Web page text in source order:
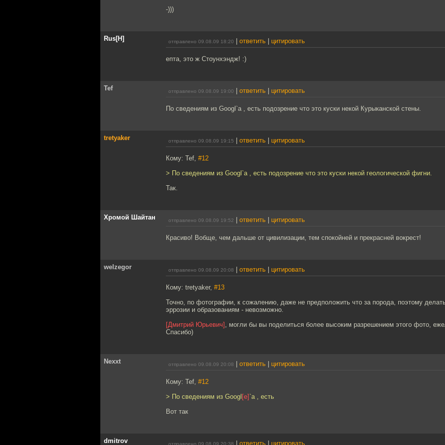
-)))
Rus[H] отправлено 09.08.09 18:20 ответить цитировать
епта, это ж Стоунхэндж! :)
Tef отправлено 09.08.09 19:00 ответить цитировать
По сведениям из Googl`a , есть подозрение что это куски некой Курыканской стены.
tretyaker отправлено 09.08.09 19:15 ответить цитировать
Кому: Tef, #12
> По сведениям из Googl`a , есть подозрение что это куски некой геологической фигни.
Так.
Хромой Шайтан отправлено 09.08.09 19:52 ответить цитировать
Красиво! Вобще, чем дальше от цивилизации, тем спокойней и прекрасней вокрест!
welzegor отправлено 09.08.09 20:08 ответить цитировать
Кому: tretyaker, #13
Точно, по фотографии, к сожалению, даже не предположить что за порода, поэтому
эррозии и образованиям - невозможно.
[Дмитрий Юрьевич] , могли бы вы поделиться более высоким разрешением этого фото,
Спасибо)
Nexxt отправлено 09.08.09 20:08 ответить цитировать
Кому: Tef, #12
> По сведениям из Googl [e] `a , есть
Вот так
dmitrov отправлено 09.08.09 20:38 ответить цитировать